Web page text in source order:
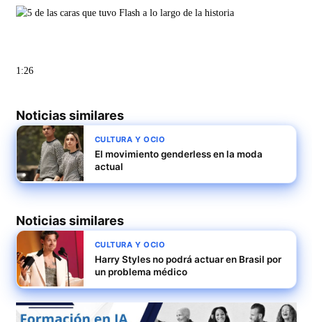
1:26
Noticias similares
CULTURA Y OCIO
El movimiento genderless en la moda
actual
Noticias similares
CULTURA Y OCIO
Harry Styles no podrá actuar en Brasil por
un problema médico